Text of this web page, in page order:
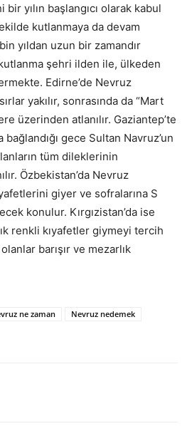
yılın başlangıcı olarak kabul
kutlanmaya da devam
yıldan uzun bir zamandır
şehri ilden ile, ülkeden
Edirne’de Nevruz
yakılır, sonrasında da “Mart
üzerinden atlanılır. Gaziantep’te
bağlandığı gece Sultan Navruz’un
tüm dileklerinin
Özbekistan’da Nevruz
giyer ve sofralarına S
konulur. Kırgızistan’da ise
renkli kıyafetler giymeyi tercih
barışır ve mezarlık
ne zaman
Nevruz nedemek